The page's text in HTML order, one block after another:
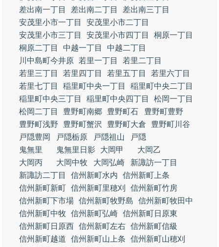
差出南一丁目
差出南二丁目
差出南三丁目
安茂里小市一丁目
安茂里小市二丁目
安茂里小市三丁目
安茂里小市四丁目
桐原一丁目
桐原二丁目
中越一丁目
中越二丁目
川中島町今井原
若里一丁目
若里二丁目
若里三丁目
若里四丁目 若里五丁目
若里六丁目
若里七丁目
稲里町中央一丁目
稲里町中央二丁目
稲里町中央三丁目
稲里町中央四丁目
松岡一丁目
松岡二丁目
豊野町南郷 豊野町石
豊野町豊野
豊野町浅野
豊野町蟹沢 豊野町大倉
豊野町川谷
戸隠豊岡
戸隠栃原 戸隠祖山
戸隠
鬼無里
鬼無里日影 大岡甲
大岡乙
大岡丙
大岡中牧 大岡弘崎
新諏訪一丁目
新諏訪二丁目
信州新町水内
信州新町上条
信州新町新町 信州新町里穂刈
信州新町竹房
信州新町下市場 信州新町牧野島
信州新町牧田中
信州新町中牧 信州新町弘崎 信州新町日原東
信州新町日原西 信州新町左右 信州新町信級
信州新町越道
信州新町山上条
信州新町山穂刈